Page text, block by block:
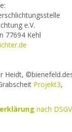
e.V.
77694 Kehl
Heidt,
Projekt3,
nach